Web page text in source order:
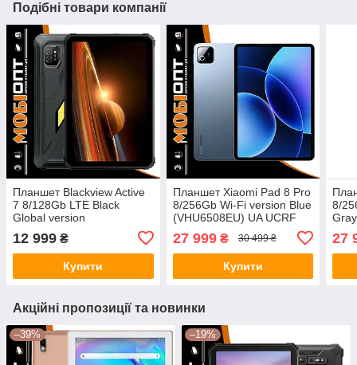
Подібні товари компанії
Планшет Blackview Active
7 8/128Gb LTE Black
Global version
12 999 ₴
Купити
Планшет Xiaomi Pad 8 Pro
8/256Gb Wi-Fi version Blue
(VHU6508EU) UA UCRF
27 999₴ 30 499 ₴
Купити
8/
27
Акційні пропозиції та новинки
–39% –19%